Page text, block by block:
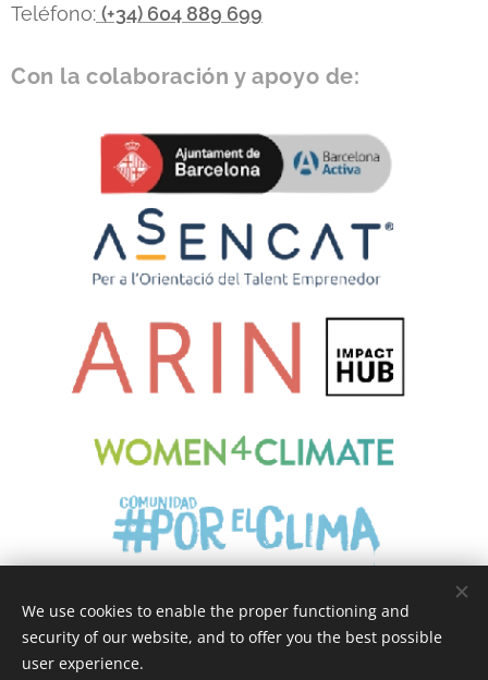
Teléfono: (+34) 604 889 699
Con la colaboración y apoyo de:
We use cookies to enable the proper functioning and
security of our website, and to offer you the best possible
user experience.